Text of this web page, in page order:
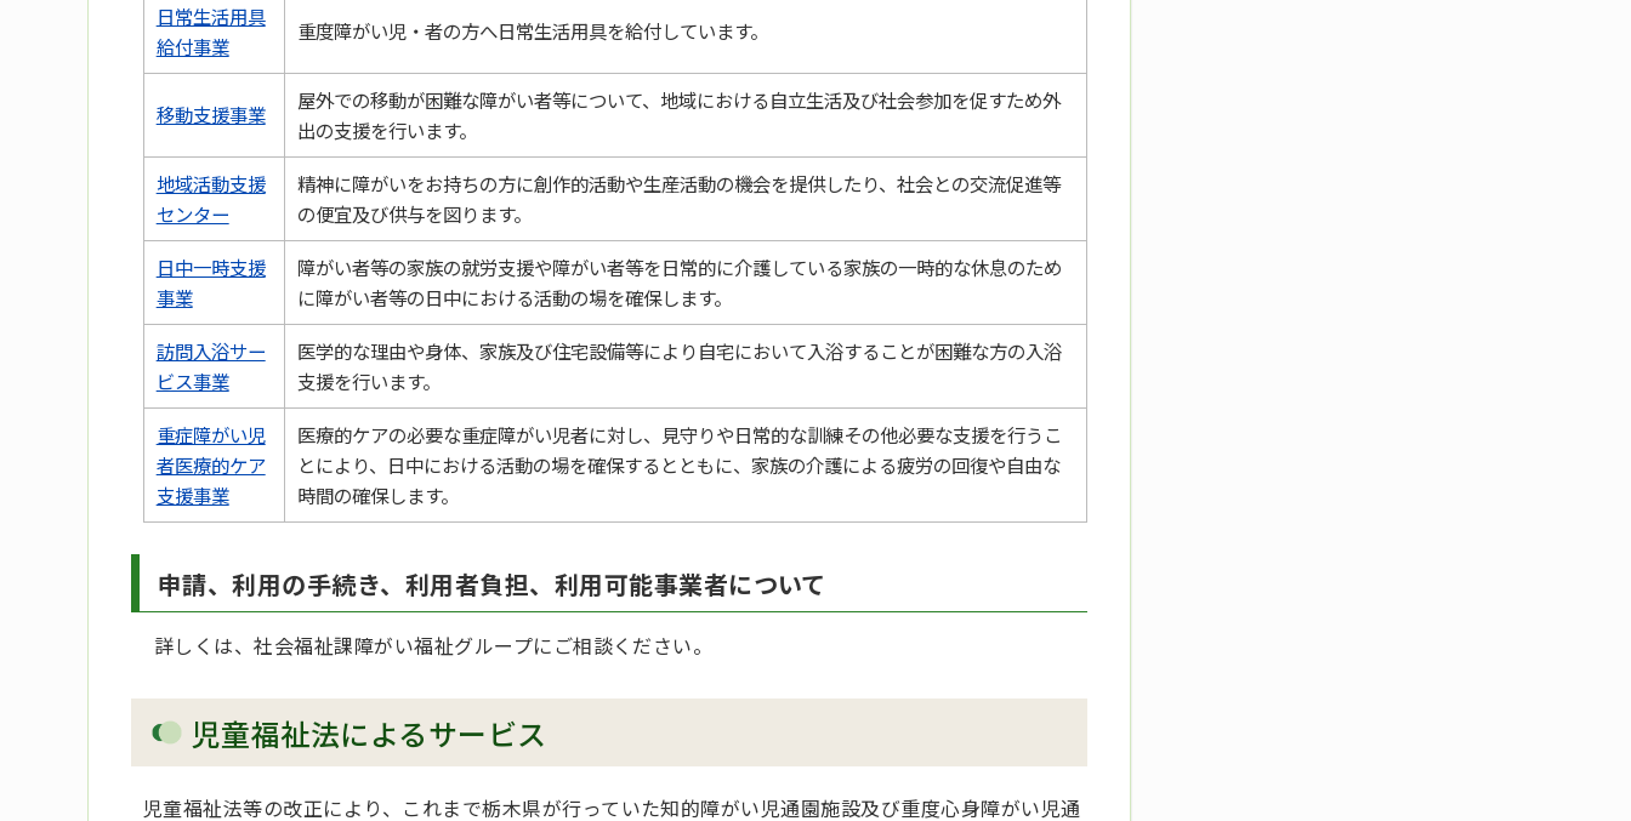
日常生活用具
給付事業
重度障がい児・者の方へ日常生活用具を給付しています。
移動支援事業
屋外での移動が困難な障がい者等について、地域における自立生活及び社会参加を促すため外
出の支援を行います。
地域活動支援
センター
精神に障がいをお持ちの方に創作的活動や生産活動の機会を提供したり、社会との交流促進等
の便宜及び供与を図ります。
日中一時支援
事業
障がい者等の家族の就労支援や障がい者等を日常的に介護している家族の一時的な休息のため
に障がい者等の日中における活動の場を確保します。
訪問入浴サー
ビス事業
医学的な理由や身体、家族及び住宅設備等により自宅において入浴することが困難な方の入浴
支援を行います。
重症障がい児
者医療的ケア
支援事業
医療的ケアの必要な重症障がい児者に対し、見守りや日常的な訓練その他必要な支援を行うこ
とにより、日中における活動の場を確保するとともに、家族の介護による疲労の回復や自由な
時間の確保します。
申請、利用の手続き、利用者負担、利用可能事業者について
詳しくは、社会福祉課障がい福祉グループにご相談ください。
児童福祉法によるサービス
児童福祉法等の改正により、これまで栃木県が行っていた知的障がい児通園施設及び重度心身障がい児通